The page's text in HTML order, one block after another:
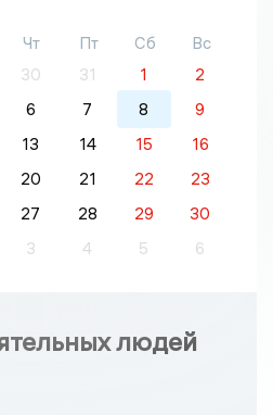
Чт Пт Сб
Вс
30 31 1
2
6 7 8
9
13 14 15
16
20 21 22
23
27 28 29
30
3 4 5 6
людей